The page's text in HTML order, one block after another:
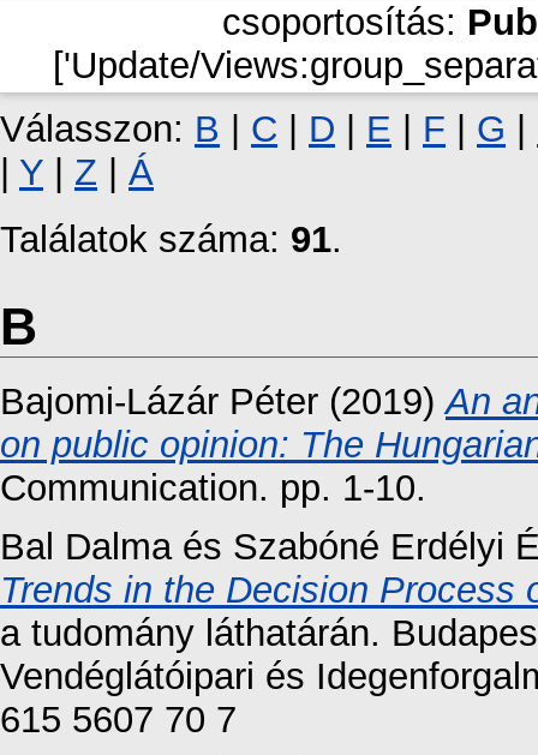
csoportosítás:
['Update/
Válasszon: B C D E F G
Y Z
Á
Találatok száma: 91.
B
Bajomi-Lázár Péter (2019)An
on public opinion: The
Communication. pp. 1-10.
Bal Dalmaés Szabóné Erdélyi
Trends in the Decision Process
a tudomány láthatárán.
Vendéglátóipari és
615 5607 70 7